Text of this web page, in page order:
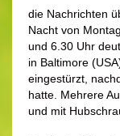
die Nachrichten
Nacht von
und 6.30 Uhr
in Baltimore
eingestürzt,
hatte. Mehrere
und mit